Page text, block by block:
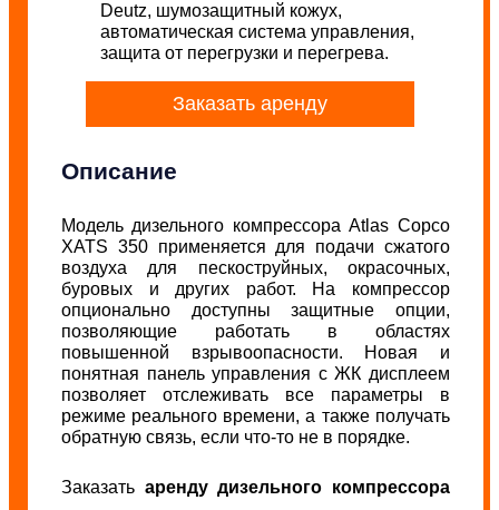
Deutz, шумозащитный кожух,
автоматическая система управления,
защита от перегрузки и перегрева.
Заказать аренду
Описание
Модель дизельного компрессора Atlas Copco
XATS 350 применяется для подачи сжатого
воздуха для пескоструйных, окрасочных,
буровых и других работ.
На компрессор
опционально доступны защитные опции,
позволяющие работать в областях
повышенной взрывоопасности. Новая и
понятная панель управления с ЖК дисплеем
позволяет отслеживать все параметры в
режиме реального времени, а также получать
обратную связь, если что-то не в порядке.
Заказать аренду дизельного компрессора